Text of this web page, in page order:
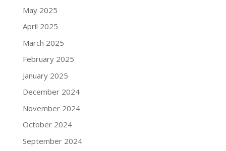
May 2025
April 2025
March 2025
February 2025
January 2025
December 2024
November 2024
October 2024
September 2024